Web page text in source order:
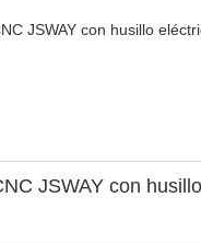
JSWAY con